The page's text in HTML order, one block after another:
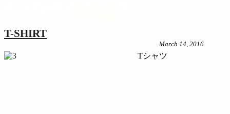
T-SHIRT
March 14, 2016
Tシャツ